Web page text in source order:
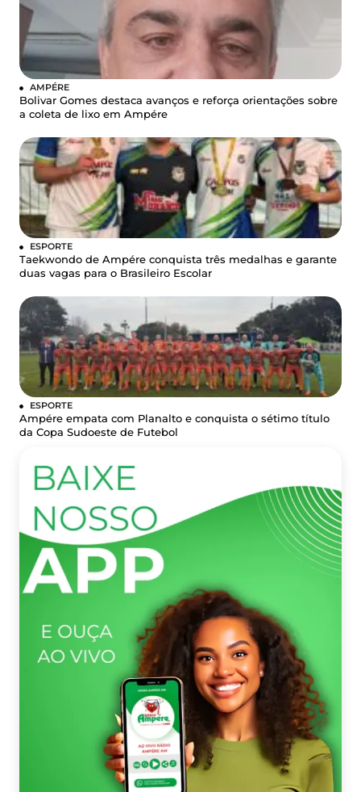
AMPÉRE
Bolivar Gomes destaca avanços e reforça orientações sobre
a coleta de lixo em Ampére
ESPORTE
Taekwondo de Ampére conquista três medalhas e garante
duas vagas para o Brasileiro Escolar
ESPORTE
Ampére empata com Planalto e conquista o sétimo título
da Copa Sudoeste de Futebol